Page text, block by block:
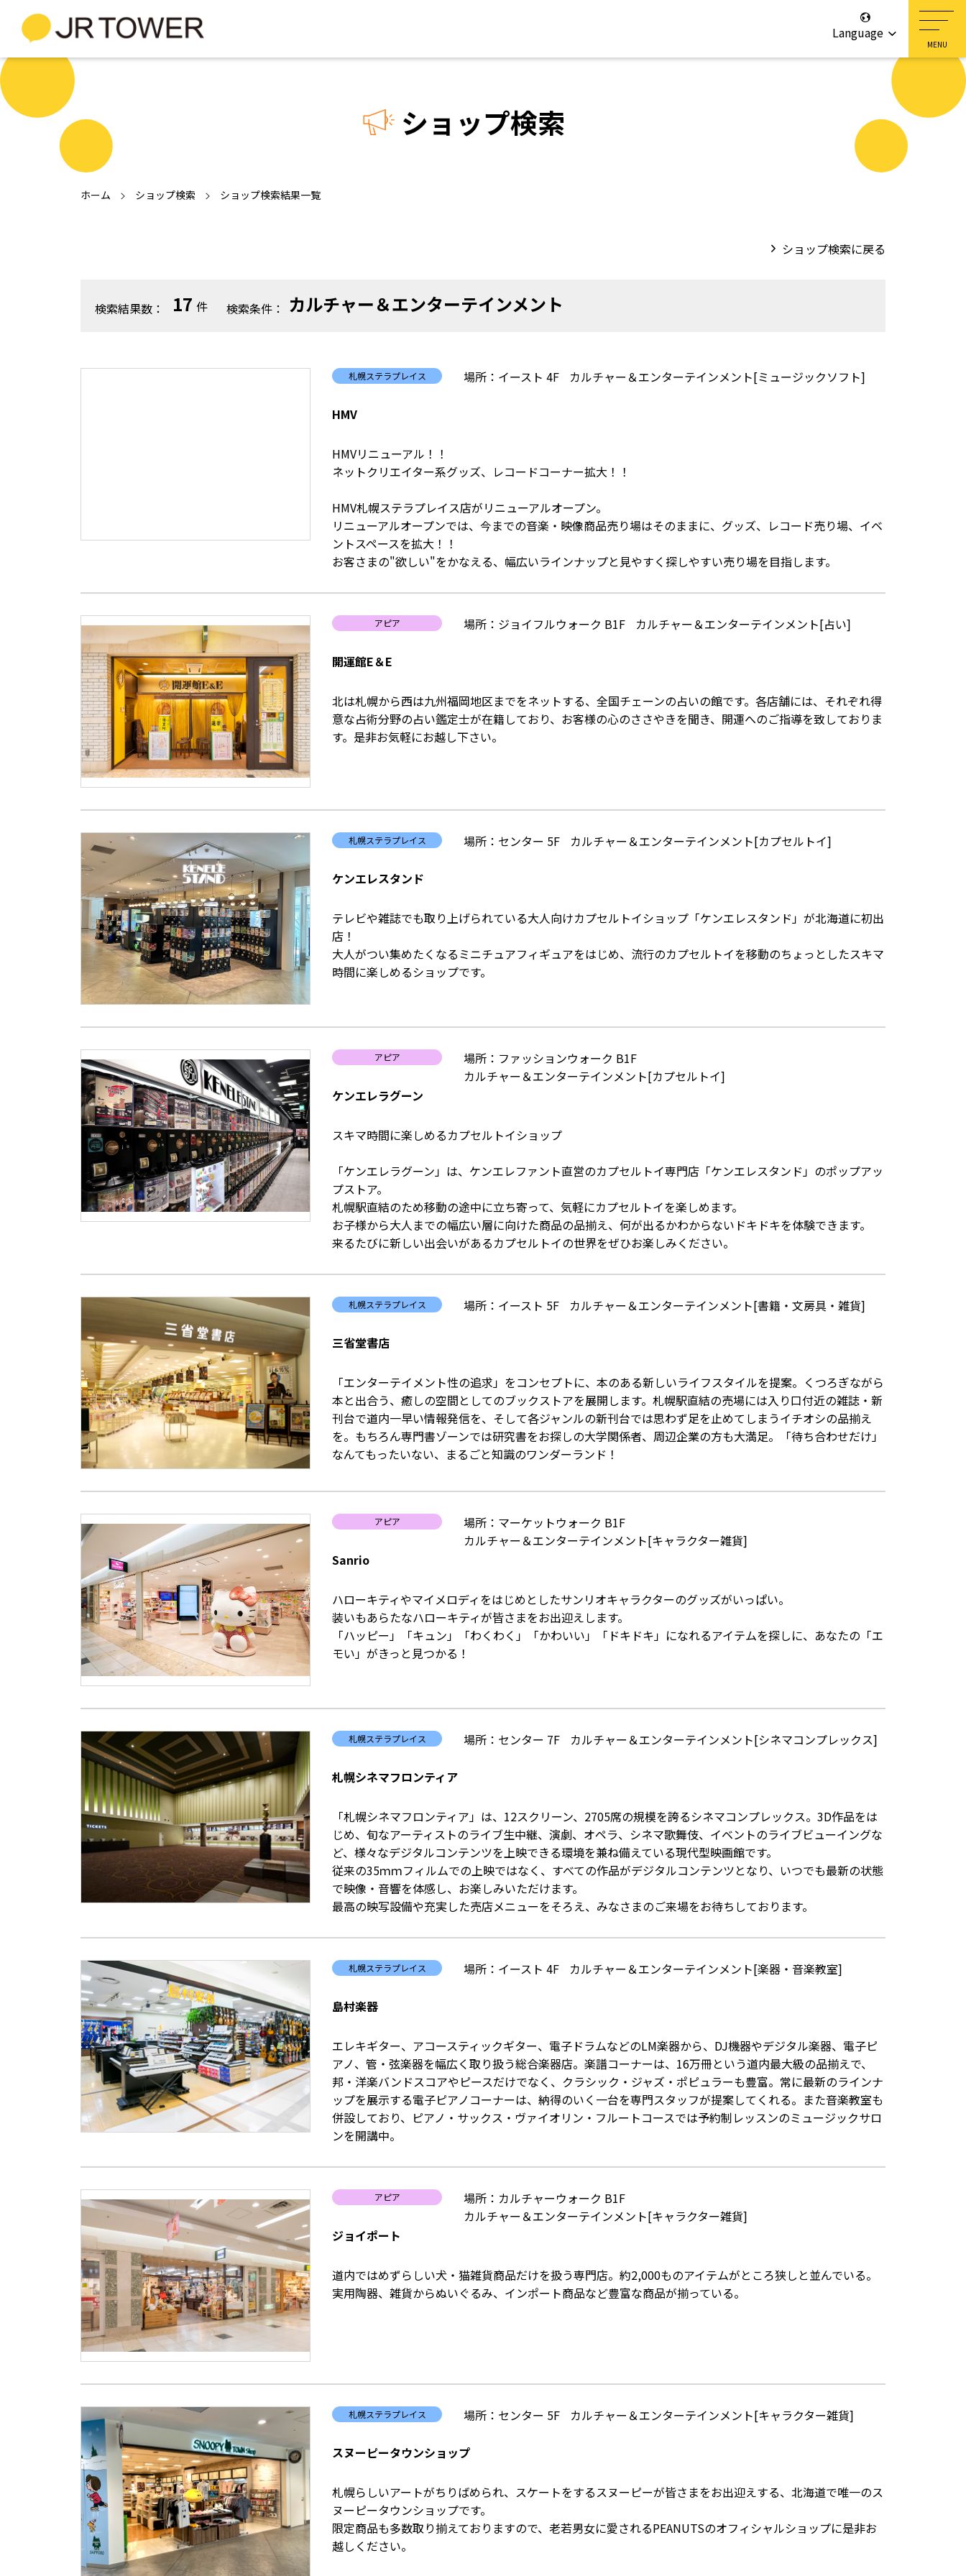
Language
ショップ検索
ホーム ショップ検索 ショップ検索結果一覧
ショップ検索に戻る
検索結果数： 17 件 検索条件： カルチャー＆エンターテインメント
札幌ステラプレイス 場所：イースト 4F カルチャー＆エンターテインメント[ミュージックソフト]
HMV
HMVリニューアル！！
ネットクリエイター系グッズ、レコードコーナー拡大！！
HMV札幌ステラプレイス店がリニューアルオープン。
リニューアルオープンでは、今までの音楽・映像商品売り場はそのままに、グッズ、レコード売り場、イベ
ントスペースを拡大！！
お客さまの"欲しい"をかなえる、幅広いラインナップと見やすく探しやすい売り場を目指します。
アピア 場所：ジョイフルウォーク B1F カルチャー＆エンターテインメント[占い]
開運館E＆E
北は札幌から西は九州福岡地区までをネットする、全国チェーンの占いの館です。各店舗には、それぞれ得
意な占術分野の占い鑑定士が在籍しており、お客様の心のささやきを聞き、開運へのご指導を致しておりま
す。是非お気軽にお越し下さい。
札幌ステラプレイス 場所：センター 5F カルチャー＆エンターテインメント[カプセルトイ]
ケンエレスタンド
テレビや雑誌でも取り上げられている大人向けカプセルトイショップ「ケンエレスタンド」が北海道に初出
店！
大人がつい集めたくなるミニチュアフィギュアをはじめ、流行のカプセルトイを移動のちょっとしたスキマ
時間に楽しめるショップです。
アピア
場所：ファッションウォーク B1F
カルチャー＆エンターテインメント[カプセルトイ]
ケンエレラグーン
スキマ時間に楽しめるカプセルトイショップ
「ケンエレラグーン」は、ケンエレファント直営のカプセルトイ専門店「ケンエレスタンド」のポップアッ
プストア。
札幌駅直結のため移動の途中に立ち寄って、気軽にカプセルトイを楽しめます。
お子様から大人までの幅広い層に向けた商品の品揃え、何が出るかわからないドキドキを体験できます。
来るたびに新しい出会いがあるカプセルトイの世界をぜひお楽しみください。
札幌ステラプレイス 場所：イースト 5F カルチャー＆エンターテインメント[書籍・文房具・雑貨]
三省堂書店
「エンターテイメント性の追求」をコンセプトに、本のある新しいライフスタイルを提案。くつろぎながら
本と出合う、癒しの空間としてのブックストアを展開します。札幌駅直結の売場には入り口付近の雑誌・新
刊台で道内一早い情報発信を、そして各ジャンルの新刊台では思わず足を止めてしまうイチオシの品揃え
を。もちろん専門書ゾーンでは研究書をお探しの大学関係者、周辺企業の方も大満足。「待ち合わせだけ」
なんてもったいない、まるごと知識のワンダーランド！
アピア
場所：マーケットウォーク B1F
カルチャー＆エンターテインメント[キャラクター雑貨]
Sanrio
ハローキティやマイメロディをはじめとしたサンリオキャラクターのグッズがいっぱい。
装いもあらたなハローキティが皆さまをお出迎えします。
「ハッピー」「キュン」「わくわく」「かわいい」「ドキドキ」になれるアイテムを探しに、あなたの「エ
モい」がきっと見つかる！
札幌ステラプレイス 場所：センター 7F カルチャー＆エンターテインメント[シネマコンプレックス]
札幌シネマフロンティア
「札幌シネマフロンティア」は、12スクリーン、2705席の規模を誇るシネマコンプレックス。3D作品をは
じめ、旬なアーティストのライブ生中継、演劇、オペラ、シネマ歌舞伎、イベントのライブビューイングな
ど、様々なデジタルコンテンツを上映できる環境を兼ね備えている現代型映画館です。
従来の35ｍｍフィルムでの上映ではなく、すべての作品がデジタルコンテンツとなり、いつでも最新の状態
で映像・音響を体感し、お楽しみいただけます。
最高の映写設備や充実した売店メニューをそろえ、みなさまのご来場をお待ちしております。
札幌ステラプレイス 場所：イースト 4F カルチャー＆エンターテインメント[楽器・音楽教室]
島村楽器
エレキギター、アコースティックギター、電子ドラムなどのLM楽器から、DJ機器やデジタル楽器、電子ピ
アノ、管・弦楽器を幅広く取り扱う総合楽器店。楽譜コーナーは、16万冊という道内最大級の品揃えで、
邦・洋楽バンドスコアやピースだけでなく、クラシック・ジャズ・ポピュラーも豊富。常に最新のラインナ
ップを展示する電子ピアノコーナーは、納得のいく一台を専門スタッフが提案してくれる。また音楽教室も
併設しており、ピアノ・サックス・ヴァイオリン・フルートコースでは予約制レッスンのミュージックサロ
ンを開講中。
アピア
場所：カルチャーウォーク B1F
カルチャー＆エンターテインメント[キャラクター雑貨]
ジョイポート
道内ではめずらしい犬・猫雑貨商品だけを扱う専門店。約2,000ものアイテムがところ狭しと並んでいる。
実用陶器、雑貨からぬいぐるみ、インポート商品など豊富な商品が揃っている。
札幌ステラプレイス 場所：センター 5F カルチャー＆エンターテインメント[キャラクター雑貨]
スヌーピータウンショップ
札幌らしいアートがちりばめられ、スケートをするスヌーピーが皆さまをお出迎えする、北海道で唯一のス
ヌーピータウンショップです。
限定商品も多数取り揃えておりますので、老若男女に愛されるPEANUTSのオフィシャルショップに是非お
越しください。